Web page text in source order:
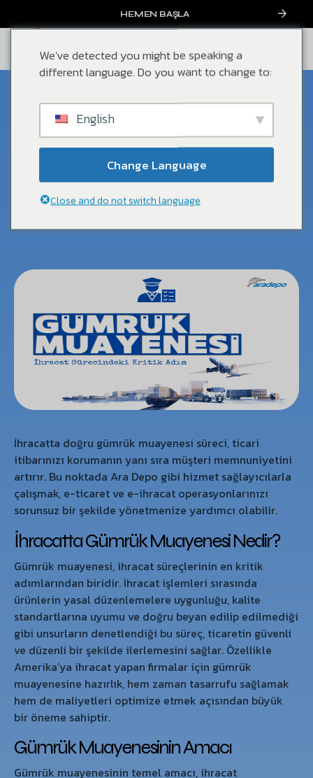
HEMEN BAŞLA
Ocak, 2025
Gümrük Muayenesi: İhracat
Sürecindeki Kritik Adım
İhracatta doğru gümrük muayenesi süreci, ticari
itibarınızı korumanın yanı sıra müşteri memnuniyetini
artırır. Bu noktada Ara Depo gibi hizmet sağlayıcılarla
çalışmak, e-ticaret ve e-ihracat operasyonlarınızı
sorunsuz bir şekilde yönetmenize yardımcı olabilir.
İhracatta Gümrük Muayenesi Nedir?
Gümrük muayenesi, ihracat süreçlerinin en kritik
adımlarından biridir. İhracat işlemleri sırasında
ürünlerin yasal düzenlemelere uygunluğu, kalite
standartlarına uyumu ve doğru beyan edilip edilmediği
gibi unsurların denetlendiği bu süreç, ticaretin güvenli
ve düzenli bir şekilde ilerlemesini sağlar. Özellikle
Amerika’ya ihracat yapan firmalar için gümrük
muayenesine hazırlık, hem zaman tasarrufu sağlamak
hem de maliyetleri optimize etmek açısından büyük
bir öneme sahiptir.
Gümrük Muayenesinin Amacı
Gümrük muayenesinin temel amacı, ihracat
We've detected you might be speaking a
different language. Do you want to change to:
English
Change Language
Close and do not switch language